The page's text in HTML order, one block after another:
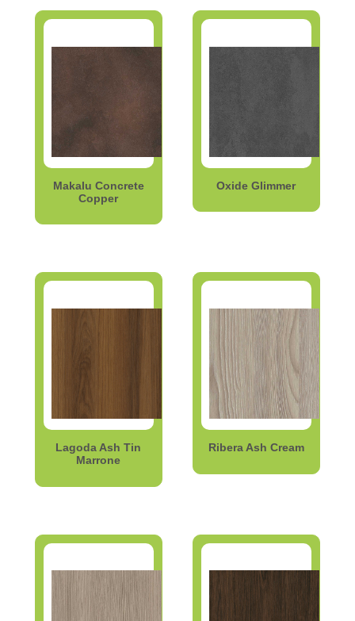
Makalu Concrete
Copper
Oxide Glimmer
Lagoda Ash Tin
Marrone
Ribera Ash Cream